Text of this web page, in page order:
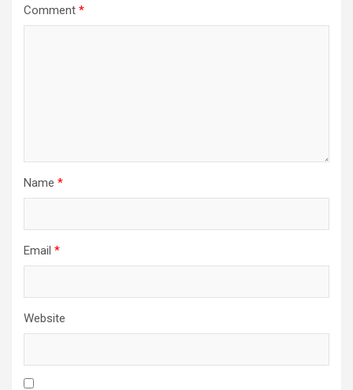
Comment *
Name *
Email *
Website